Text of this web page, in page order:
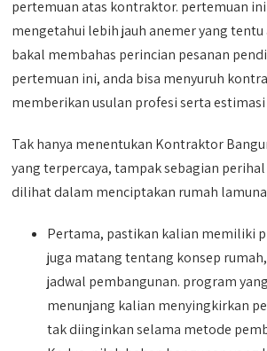
pertemuan atas kontraktor. pertemuan
mengetahui lebih jauh anemer yang
bakal membahas perincian pesanan
pertemuan ini, anda bisa menyuruh
memberikan usulan profesi serta estimasi
Tak hanya menentukan Kontraktor
yang terpercaya, tampak sebagian
dilihat dalam menciptakan rumah
Pertama, pastikan kalian memiliki
juga matang tentang konsep
jadwal pembangunan. program
menunjang kalian menyingkirkan
tak diinginkan selama metode